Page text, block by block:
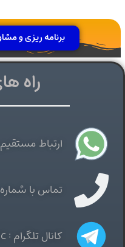
برنامه ریزی و مشاوره
راه
ارتباط
تماس با شماره :
کانال تلگرام : kia_ac@